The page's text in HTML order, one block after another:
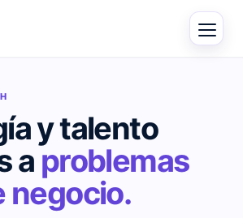
y talento
a problemas
negocio.